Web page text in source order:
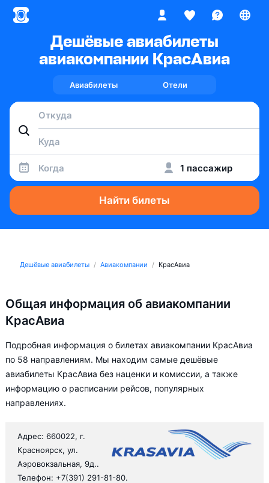
Дешёвые авиабилеты
авиакомпании КрасАвиа
Авиабилеты Отели
Когда 1 пассажир
Найти билеты
Дешёвые авиабилеты Авиакомпании КрасАвиа
Общая информация об авиакомпании
КрасАвиа
Подробная информация о билетах авиакомпании КрасАвиа
по 58 направлениям. Мы находим самые дешёвые
авиабилеты КрасАвиа без наценки и комиссии, а также
информацию о расписании рейсов, популярных
направлениях.
Адрес: 660022, г.
Красноярск, ул.
Аэровокзальная, 9д..
Телефон: +7(391) 291-81-80.